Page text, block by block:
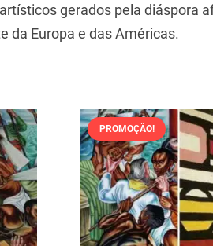
gerados pela diáspora
da Europa e das Américas.
PROMOÇÃO!